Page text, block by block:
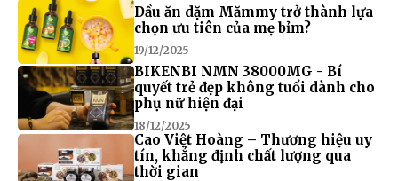
Dầu ăn dặm Mămmy trở thành lựa
chọn ưu tiên của mẹ bỉm?
19/12/2025
BIKENBI NMN 38000MG - Bí
quyết trẻ đẹp không tuổi dành cho
phụ nữ hiện đại
18/12/2025
Cao Việt Hoàng – Thương hiệu uy
tín, khẳng định chất lượng qua
thời gian